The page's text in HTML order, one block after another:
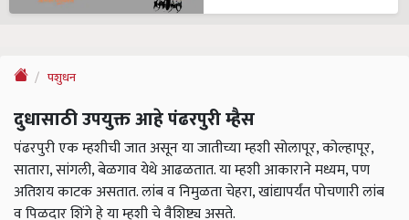
पशुधन
दुधासाठी उपयुक्त आहे पंढरपुरी म्हैस
पंढरपुरी एक म्हशीची जात असून या जातीच्या म्हशी सोलापूर, कोल्हापूर,
सातारा, सांगली, बेळगाव येथे आढळतात. या म्हशी आकाराने मध्यम, पण
अतिशय काटक असतात. लांब व निमुळता चेहरा, खांद्यापर्यंत पोचणारी लांब
व पिळदार शिंगे हे या म्हशी चे वैशिष्ट्य असते.